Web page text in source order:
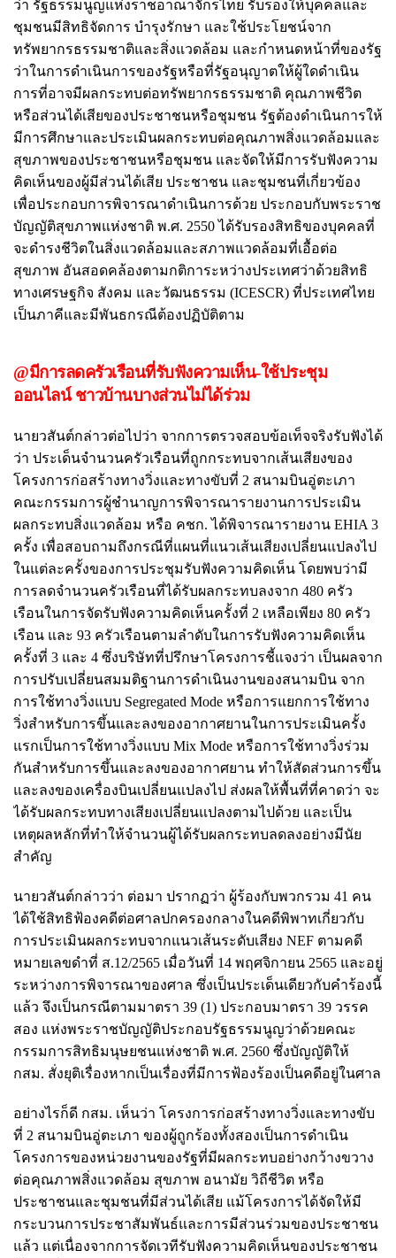
ว่า รัฐธรรมนูญแห่งราชอาณาจักรไทย รับรองให้บุคคลและ
ชุมชนมีสิทธิจัดการ บำรุงรักษา และใช้ประโยชน์จาก
ทรัพยากรธรรมชาติและสิ่งแวดล้อม และกำหนดหน้าที่ของรัฐ
ว่าในการดำเนินการของรัฐหรือที่รัฐอนุญาตให้ผู้ใดดำเนิน
การที่อาจมีผลกระทบต่อทรัพยากรธรรมชาติ คุณภาพชีวิต
หรือส่วนได้เสียของประชาชนหรือชุมชน รัฐต้องดำเนินการให้
มีการศึกษาและประเมินผลกระทบต่อคุณภาพสิ่งแวดล้อมและ
สุขภาพของประชาชนหรือชุมชน และจัดให้มีการรับฟังความ
คิดเห็นของผู้มีส่วนได้เสีย ประชาชน และชุมชนที่เกี่ยวข้อง
เพื่อประกอบการพิจารณาดำเนินการด้วย ประกอบกับพระราช
บัญญัติสุขภาพแห่งชาติ พ.ศ. 2550 ได้รับรองสิทธิของบุคคลที่
จะดำรงชีวิตในสิ่งแวดล้อมและสภาพแวดล้อมที่เอื้อต่อ
สุขภาพ อันสอดคล้องตามกติการะหว่างประเทศว่าด้วยสิทธิ
ทางเศรษฐกิจ สังคม และวัฒนธรรม (ICESCR) ที่ประเทศไทย
เป็นภาคีและมีพันธกรณีต้องปฏิบัติตาม
@มีการลดครัวเรือนที่รับฟังความเห็น-ใช้ประชุม
ออนไลน์ ชาวบ้านบางส่วนไม่ได้ร่วม
นายวสันต์กล่าวต่อไปว่า จากการตรวจสอบข้อเท็จจริงรับฟังได้
ว่า ประเด็นจำนวนครัวเรือนที่ถูกกระทบจากเส้นเสียงของ
โครงการก่อสร้างทางวิ่งและทางขับที่ 2 สนามบินอู่ตะเภา
คณะกรรมการผู้ชำนาญการพิจารณารายงานการประเมิน
ผลกระทบสิ่งแวดล้อม หรือ คชก. ได้พิจารณารายงาน EHIA 3
ครั้ง เพื่อสอบถามถึงกรณีที่แผนที่แนวเส้นเสียงเปลี่ยนแปลงไป
ในแต่ละครั้งของการประชุมรับฟังความคิดเห็น โดยพบว่ามี
การลดจำนวนครัวเรือนที่ได้รับผลกระทบลงจาก 480 ครัว
เรือนในการจัดรับฟังความคิดเห็นครั้งที่ 2 เหลือเพียง 80 ครัว
เรือน และ 93 ครัวเรือนตามลำดับในการรับฟังความคิดเห็น
ครั้งที่ 3 และ 4 ซึ่งบริษัทที่ปรึกษาโครงการชี้แจงว่า เป็นผลจาก
การปรับเปลี่ยนสมมติฐานการดำเนินงานของสนามบิน จาก
การใช้ทางวิ่งแบบ Segregated Mode หรือการแยกการใช้ทาง
วิ่งสำหรับการขึ้นและลงของอากาศยานในการประเมินครั้ง
แรกเป็นการใช้ทางวิ่งแบบ Mix Mode หรือการใช้ทางวิ่งร่วม
กันสำหรับการขึ้นและลงของอากาศยาน ทำให้สัดส่วนการขึ้น
และลงของเครื่องบินเปลี่ยนแปลงไป ส่งผลให้พื้นที่ที่คาดว่า จะ
ได้รับผลกระทบทางเสียงเปลี่ยนแปลงตามไปด้วย และเป็น
เหตุผลหลักที่ทำให้จำนวนผู้ได้รับผลกระทบลดลงอย่างมีนัย
สำคัญ
นายวสันต์กล่าวว่า ต่อมา ปรากฏว่า ผู้ร้องกับพวกรวม 41 คน
ได้ใช้สิทธิฟ้องคดีต่อศาลปกครองกลางในคดีพิพาทเกี่ยวกับ
การประเมินผลกระทบจากแนวเส้นระดับเสียง NEF ตามคดี
หมายเลขดำที่ ส.12/2565 เมื่อวันที่ 14 พฤศจิกายน 2565 และอยู่
ระหว่างการพิจารณาของศาล ซึ่งเป็นประเด็นเดียวกับคำร้องนี้
แล้ว จึงเป็นกรณีตามมาตรา 39 (1) ประกอบมาตรา 39 วรรค
สอง แห่งพระราชบัญญัติประกอบรัฐธรรมนูญว่าด้วยคณะ
กรรมการสิทธิมนุษยชนแห่งชาติ พ.ศ. 2560 ซึ่งบัญญัติให้
กสม. สั่งยุติเรื่องหากเป็นเรื่องที่มีการฟ้องร้องเป็นคดีอยู่ในศาล
อย่างไรก็ดี กสม. เห็นว่า โครงการก่อสร้างทางวิ่งและทางขับ
ที่ 2 สนามบินอู่ตะเภา ของผู้ถูกร้องทั้งสองเป็นการดำเนิน
โครงการของหน่วยงานของรัฐที่มีผลกระทบอย่างกว้างขวาง
ต่อคุณภาพสิ่งแวดล้อม สุขภาพ อนามัย วิถีชีวิต หรือ
ประชาชนและชุมชนที่มีส่วนได้เสีย แม้โครงการได้จัดให้มี
กระบวนการประชาสัมพันธ์และการมีส่วนร่วมของประชาชน
แล้ว แต่เนื่องจากการจัดเวทีรับฟังความคิดเห็นของประชาชน